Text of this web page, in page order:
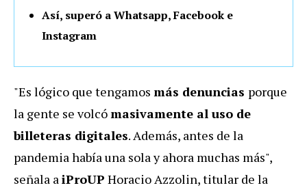
Así, superó a Whatsapp, Facebook e
Instagram
"Es lógico que tengamos más denuncias porque
la gente se volcómasivamente al uso de
billeteras digitales. Además, antes de la
pandemia había una sola y ahora muchas más",
señala aiProUP Horacio Azzolin, titular de la